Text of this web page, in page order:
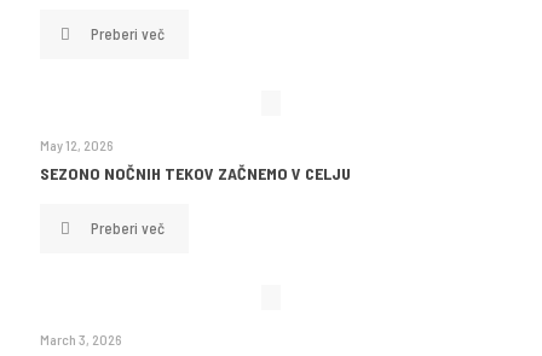
Preberi več
May 12, 2026
SEZONO NOČNIH TEKOV ZAČNEMO V CELJU
Preberi več
March 3, 2026